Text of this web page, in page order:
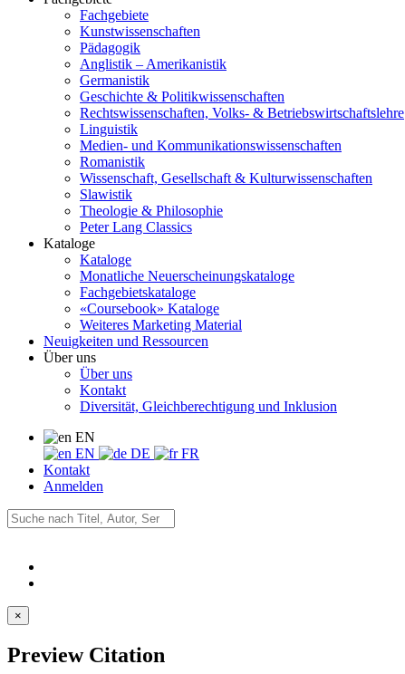
Fachgebiete
Kunstwissenschaften
Pädagogik
Anglistik – Amerikanistik
Germanistik
Geschichte & Politikwissenschaften
Rechtswissenschaften, Volks- & Betriebswirtschaftslehre
Linguistik
Medien- und Kommunikationswissenschaften
Romanistik
Wissenschaft, Gesellschaft & Kulturwissenschaften
Slawistik
Theologie & Philosophie
Peter Lang Classics
Kataloge
Kataloge
Monatliche Neuerscheinungskataloge
Fachgebietskataloge
«Coursebook» Kataloge
Weiteres Marketing Material
Neuigkeiten und Ressourcen
Über uns
Über uns
Kontakt
Diversität, Gleichberechtigung und Inklusion
EN
EN
DE
FR
Kontakt
Anmelden
×
Preview Citation